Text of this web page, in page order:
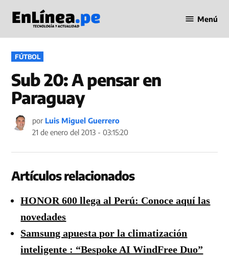
contenido
en Línea
Menú
PUBLICADO
EN
FÚTBOL
Sub 20: A pensar en
Paraguay
por Luis Miguel Guerrero
21 de enero del 2013 - 03:15:20
Artículos relacionados
HONOR 600 llega al Perú: Conoce aquí las
novedades
Samsung apuesta por la climatización
inteligente : “Bespoke AI WindFree Duo”